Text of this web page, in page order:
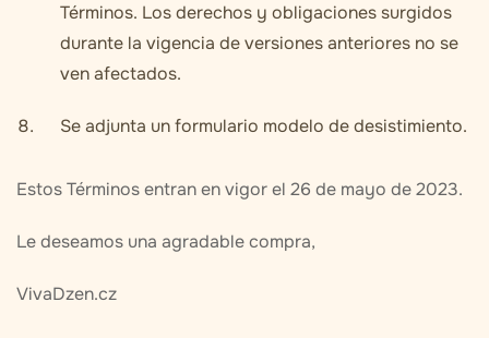
Términos. Los derechos y obligaciones surgidos
durante la vigencia de versiones anteriores no se
ven afectados.
Se adjunta un formulario modelo de desistimiento.
Estos Términos entran en vigor el 26 de mayo de 2023.
Le deseamos una agradable compra,
VivaDzen.cz